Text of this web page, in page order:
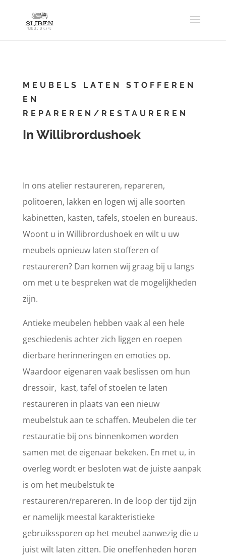
MEUBELS LATEN STOFFEREN
EN
REPAREREN/RESTAUREREN
In Willibrordushoek
In ons atelier restaureren, repareren,
politoeren, lakken en logen wij alle soorten
kabinetten, kasten, tafels, stoelen en bureaus.
Woont u in Willibrordushoek en wilt u uw
meubels opnieuw laten stofferen of
restaureren? Dan komen wij graag bij u langs
om met u te bespreken wat de mogelijkheden
zijn.
Antieke meubelen hebben vaak al een hele
geschiedenis achter zich liggen en roepen
dierbare herinneringen en emoties op.
Waardoor eigenaren vaak beslissen om hun
dressoir, kast, tafel of stoelen te laten
restaureren in plaats van een nieuw
meubelstuk aan te schaffen. Meubelen die ter
restauratie bij ons binnenkomen worden
samen met de eigenaar bekeken. En met u, in
overleg wordt er besloten wat de juiste aanpak
is om het meubelstuk te
restaureren/repareren. In de loop der tijd zijn
er namelijk meestal karakteristieke
gebruikssporen op het meubel aanwezig die u
juist wilt laten zitten. Die oneffenheden horen